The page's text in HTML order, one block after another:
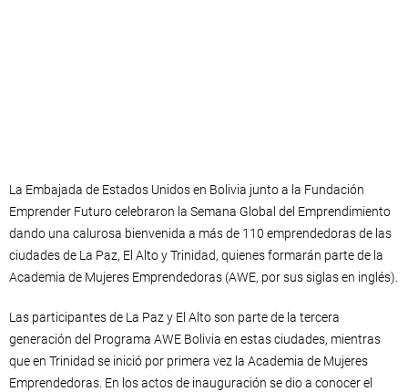
La Embajada de Estados Unidos en Bolivia junto a la Fundación
Emprender Futuro celebraron la Semana Global del Emprendimiento
dando una calurosa bienvenida a más de 110 emprendedoras de las
ciudades de La Paz, El Alto y Trinidad, quienes formarán parte de la
Academia de Mujeres Emprendedoras (AWE, por sus siglas en inglés).
Las participantes de La Paz y El Alto son parte de la tercera
generación del Programa AWE Bolivia en estas ciudades, mientras
que en Trinidad se inició por primera vez la Academia de Mujeres
Emprendedoras. En los actos de inauguración se dio a conocer el